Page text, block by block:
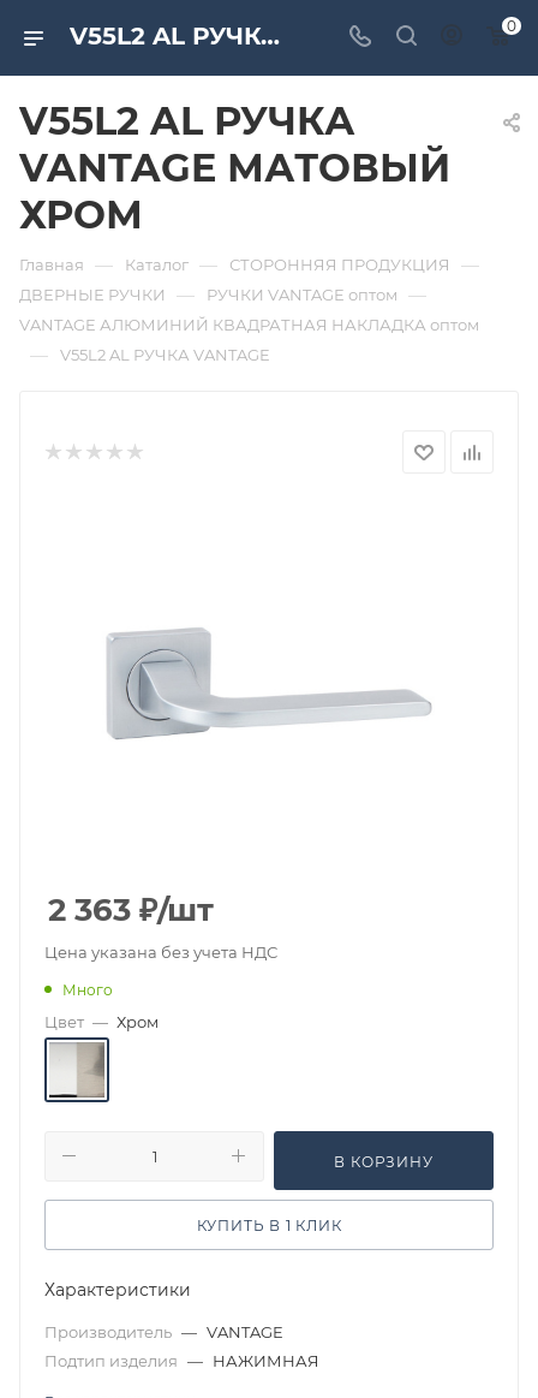
V55L2 AL РУЧКА VANTAGE МАТОВЫЙ ХРОМ. Дверная и мебельная фурнитура САМИР-КИЛИТ | Оптовые поставки 0
V55L2 AL РУЧКА
VANTAGE МАТОВЫЙ
ХРОМ
Главная — Каталог — СТОРОННЯЯ ПРОДУКЦИЯ —
ДВЕРНЫЕ РУЧКИ — РУЧКИ VANTAGE оптом —
VANTAGE АЛЮМИНИЙ КВАДРАТНАЯ НАКЛАДКА оптом
— V55L2 AL РУЧКА VANTAGE
2 363 ₽/шт
Цена указана без учета НДС
Много
Цвет — Хром
В КОРЗИНУ
КУПИТЬ В 1 КЛИК
Характеристики
Производитель — VANTAGE
Подтип изделия — НАЖИМНАЯ